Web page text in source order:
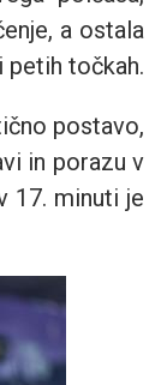
a ostala
točkah.
postavo,
in porazu v
17. minuti je